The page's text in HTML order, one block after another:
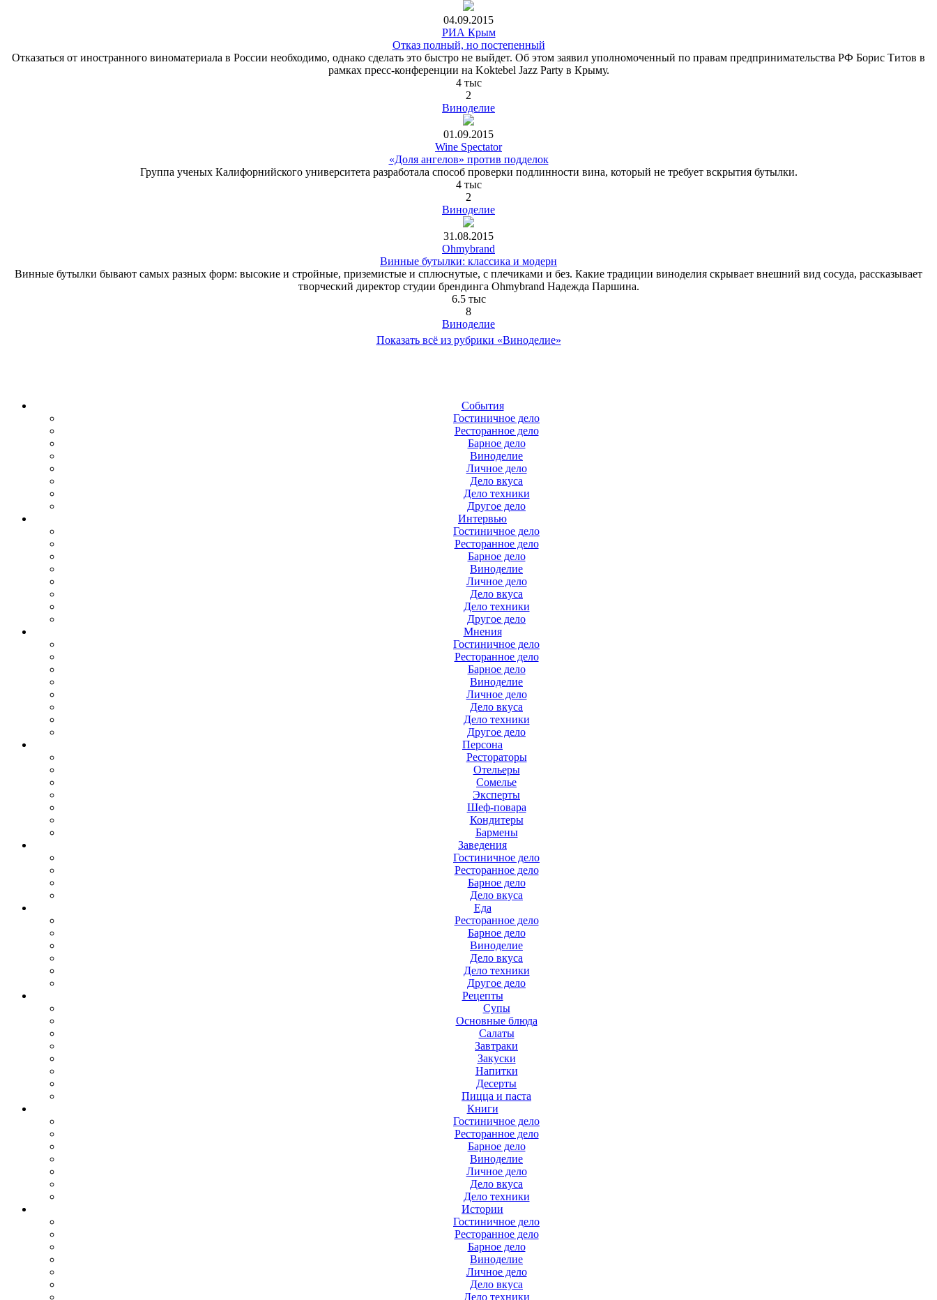
04.09.2015
РИА Крым
Отказ полный, но постепенный
Отказаться от иностранного виноматериала в России необходимо, однако сделать это быстро не выйдет. Об этом заявил уполномоченный по правам предпринимательства РФ Борис Титов в
рамках пресс-конференции на Koktebel Jazz Party в Крыму.
4 тыс
2
Виноделие
01.09.2015
Wine Spectator
«Доля ангелов» против подделок
Группа ученых Калифорнийского университета разработала способ проверки подлинности вина, который не требует вскрытия бутылки.
4 тыс
2
Виноделие
31.08.2015
Ohmybrand
Винные бутылки: классика и модерн
Винные бутылки бывают самых разных форм: высокие и стройные, приземистые и сплюснутые, с плечиками и без. Какие традиции виноделия скрывает внешний вид сосуда, рассказывает
творческий директор студии брендинга Ohmybrand Надежда Паршина.
6.5 тыс
8
Виноделие
Показать всё из рубрики «Виноделие»
События
Гостиничное дело
Ресторанное дело
Барное дело
Виноделие
Личное дело
Дело вкуса
Дело техники
Другое дело
Интервью
Гостиничное дело
Ресторанное дело
Барное дело
Виноделие
Личное дело
Дело вкуса
Дело техники
Другое дело
Мнения
Гостиничное дело
Ресторанное дело
Барное дело
Виноделие
Личное дело
Дело вкуса
Дело техники
Другое дело
Персона
Рестораторы
Отельеры
Сомелье
Эксперты
Шеф-повара
Кондитеры
Бармены
Заведения
Гостиничное дело
Ресторанное дело
Барное дело
Дело вкуса
Еда
Ресторанное дело
Барное дело
Виноделие
Дело вкуса
Дело техники
Другое дело
Рецепты
Супы
Основные блюда
Салаты
Завтраки
Закуски
Напитки
Десерты
Пицца и паста
Книги
Гостиничное дело
Ресторанное дело
Барное дело
Виноделие
Личное дело
Дело вкуса
Дело техники
Истории
Гостиничное дело
Ресторанное дело
Барное дело
Виноделие
Личное дело
Дело вкуса
Дело техники